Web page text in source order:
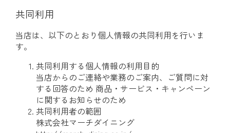
共同利用
当店は、以下のとおり個人情報の共同利用を行いま
す。
共同利用する個人情報の利用目的
当店からのご連絡や業務のご案内、ご質問に対
する回答のため 商品・サービス・キャンペーン
に関するお知らせのため
共同利用者の範囲
株式会社マーチダイニング